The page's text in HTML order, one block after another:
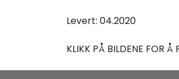
Levert: 04.2020
KLIKK PÅ BILDENE FOR Å